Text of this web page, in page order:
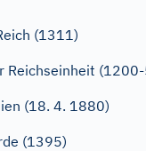
(1311)
Reichseinheit
(18. 4. 1880)
(1395)